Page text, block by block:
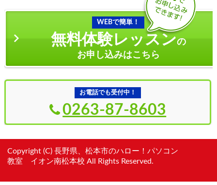
WEBで簡単！
無料体験レッスンの
お申し込みはこちら
お電話でも受付中！
0263-87-8603
Copyright (C) 長野県、松本市のハロー！パソコン
教室 イオン南松本校 All Rights Reserved.